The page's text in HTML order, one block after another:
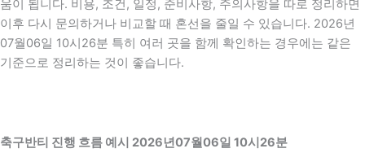
움이 됩니다. 비용, 조건, 일정, 준비사항, 주의사항을 따로 정리하면
이후 다시 문의하거나 비교할 때 혼선을 줄일 수 있습니다. 2026년
07월06일 10시26분 특히 여러 곳을 함께 확인하는 경우에는 같은
기준으로 정리하는 것이 좋습니다.
축구반티 진행 흐름 예시 2026년07월06일 10시26분